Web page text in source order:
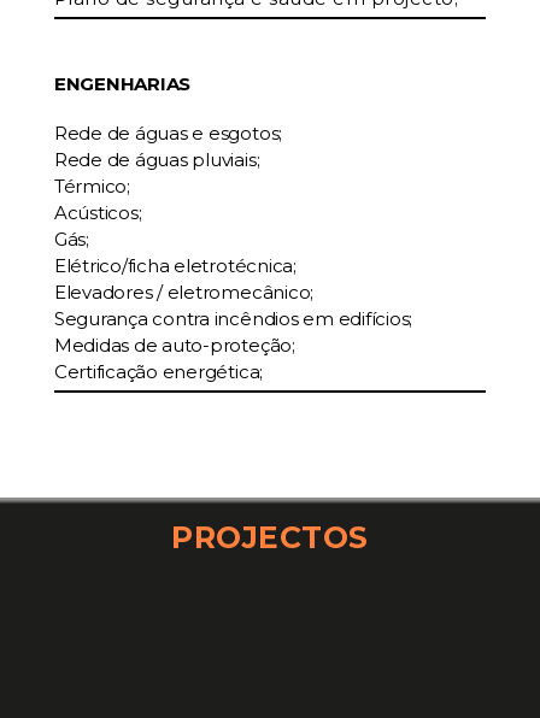
ENGENHARIAS
Rede de águas e esgotos;
Rede de águas pluviais;
Térmico;
Acústicos;
Gás;
Elétrico/ficha eletrotécnica;
Elevadores / eletromecânico;
Segurança contra incêndios em edifícios;
Medidas de auto-proteção;
Certificação energética;
PROJECTOS